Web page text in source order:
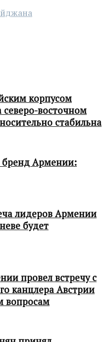
корпусом
восточном
стабильна
бренд Армении:
лидеров Армении
будет
провел встречу с
канцлера Австрии
вопросам